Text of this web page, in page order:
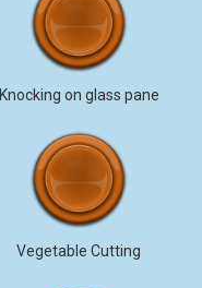
Knocking on glass pane
Vegetable Cutting